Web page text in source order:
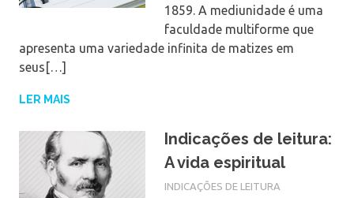
1859. A mediunidade é uma
faculdade multiforme que
apresenta uma variedade infinita de matizes em
seus[…]
LER MAIS
Indicações de leitura:
A vida espiritual
INDICAÇÕES DE LEITURA